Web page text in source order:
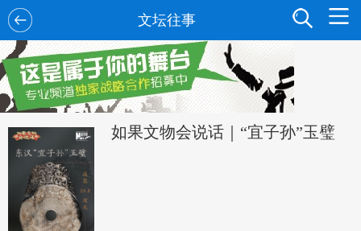
文坛往事
如果文物会说话｜“宜子孙”玉璧